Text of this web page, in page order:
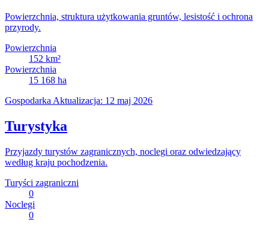
Powierzchnia, struktura użytkowania gruntów, lesistość i ochrona
przyrody.
Powierzchnia
152 km²
Powierzchnia
15 168 ha
Gospodarka Aktualizacja: 12 maj 2026
Turystyka
Przyjazdy turystów zagranicznych, noclegi oraz odwiedzający
według kraju pochodzenia.
Turyści zagraniczni
0
Noclegi
0